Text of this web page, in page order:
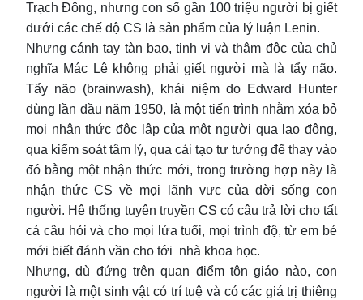
Trạch Đông, nhưng con số gần 100 triệu người bị giết
dưới các chế độ CS là sản phẩm của lý luận Lenin.
Nhưng cánh tay tàn bạo, tinh vi và thâm độc của chủ
nghĩa Mác Lê không phải giết người mà là tẩy não.
Tẩy não (brainwash), khái niệm do Edward Hunter
dùng lần đầu năm 1950, là một tiến trình nhằm xóa bỏ
mọi nhận thức độc lập của một người qua lao động,
qua kiểm soát tâm lý, qua cải tạo tư tưởng để thay vào
đó bằng một nhận thức mới, trong trường hợp này là
nhận thức CS về mọi lãnh vưc của đời sống con
người. Hệ thống tuyên truyền CS có câu trả lời cho tất
cả câu hỏi và cho mọi lứa tuổi, mọi trình độ, từ em bé
mới biết đánh vần cho tới nhà khoa học.
Nhưng, dù đứng trên quan điểm tôn giáo nào, con
người là một sinh vật có trí tuệ và có các giá trị thiêng